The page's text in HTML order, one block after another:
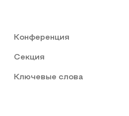
Конференция
Секция
Ключевые слова